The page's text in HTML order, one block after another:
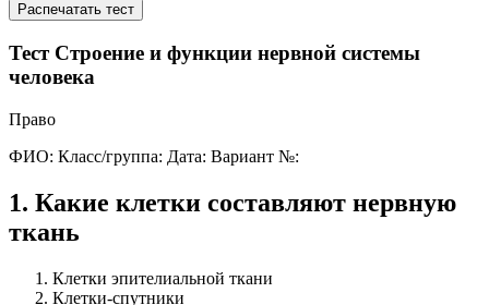
Распечатать тест
Тест Строение и функции нервной системы
человека
Право
ФИО: Класс/группа: Дата: Вариант №:
1. Какие клетки составляют нервную
ткань
Клетки эпителиальной ткани
Клетки-спутники